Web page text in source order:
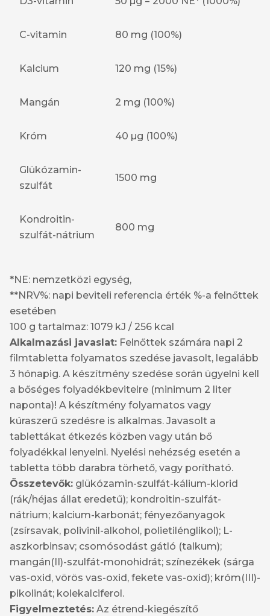
C-vitamin 80 mg (100%)
Kalcium 120 mg (15%)
Mangán 2 mg (100%)
Króm 40 µg (100%)
Glükózamin-
szulfát
1500 mg
Kondroitin-
szulfát-nátrium
800 mg
*NE: nemzetközi egység,
**NRV%: napi beviteli referencia érték %-a felnőttek
esetében
100 g tartalmaz: 1079 kJ / 256 kcal
Alkalmazási javaslat: Felnőttek számára napi 2
filmtabletta folyamatos szedése javasolt, legalább
3 hónapig. A készítmény szedése során ügyelni kell
a bőséges folyadékbevitelre (minimum 2 liter
naponta)! A készítmény folyamatos vagy
kúraszerű szedésre is alkalmas. Javasolt a
tablettákat étkezés közben vagy után bő
folyadékkal lenyelni. Nyelési nehézség esetén a
tabletta több darabra törhető, vagy porítható.
Összetevők: glükózamin-szulfát-kálium-klorid
(rák/héjas állat eredetű); kondroitin-szulfát-
nátrium; kalcium-karbonát; fényezőanyagok
(zsírsavak, polivinil-alkohol, polietilénglikol); L-
aszkorbinsav; csomósodást gátló (talkum);
mangán(II)-szulfát-monohidrát; színezékek (sárga
vas-oxid, vörös vas-oxid, fekete vas-oxid); króm(III)-
pikolinát; kolekalciferol.
Figyelmeztetés: Az étrend-kiegészítő